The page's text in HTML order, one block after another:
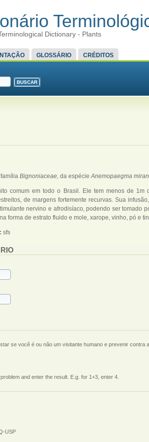
Dictionary - Plants
GLOSSÁRIO CRÉDITOS
BUSCA
Bignoniaceae, da espécie Anemopaegma
comum em todo o Brasil. Ele tem menos de 1m
de margens fortemente recurvas. Sua
nervino e afrodisíaco, podendo ser tomado
forma de estrato fluido e mole, xarope, vinho, pó e
sfs
se você é ou não um visitante humano e prevenir contra
and enter the result. E.g. for 1+3, enter 4.
USP